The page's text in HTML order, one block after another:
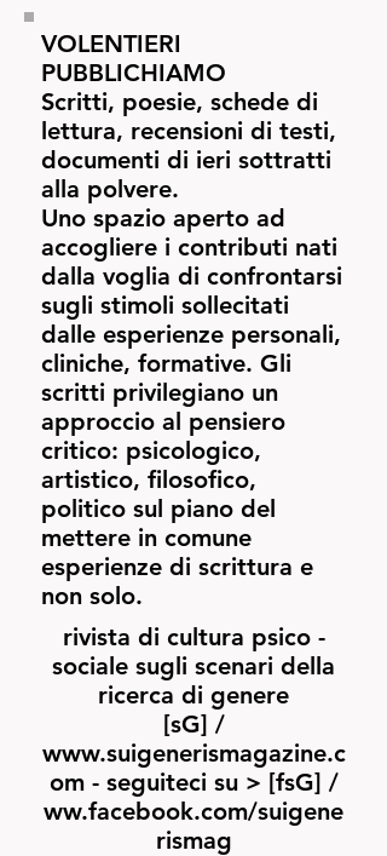
VOLENTIERI
PUBBLICHIAMO
Scritti, poesie, schede di
lettura, recensioni di testi,
documenti di ieri sottratti
alla polvere.
Uno spazio aperto ad
accogliere i contributi nati
dalla voglia di confrontarsi
sugli stimoli sollecitati
dalle esperienze personali,
cliniche, formative. Gli
scritti privilegiano un
approccio al pensiero
critico: psicologico,
artistico, filosofico,
politico sul piano del
mettere in comune
esperienze di scrittura e
non solo.
rivista di cultura psico-
sociale sugli scenari della
ricerca di genere
[sG] /
www.suigenerismagazine.c
om- seguiteci su > [fsG] /
ww.facebook.com/suigene
rismag